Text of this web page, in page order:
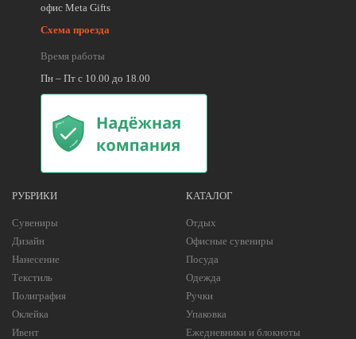
офис Meta Gifts
Схема проезда
Время работы
Пн – Пт с 10.00 до 18.00
РУБРИКИ
Сувениры
Дизайн
Нанесение
Текстиль
Полиграфия
Оклейка
Ивент
КАТАЛОГ
Отдых
Офисные сувениры
Посуда
Одежда
Ручки
Упаковка
Ежедневники и блокноты